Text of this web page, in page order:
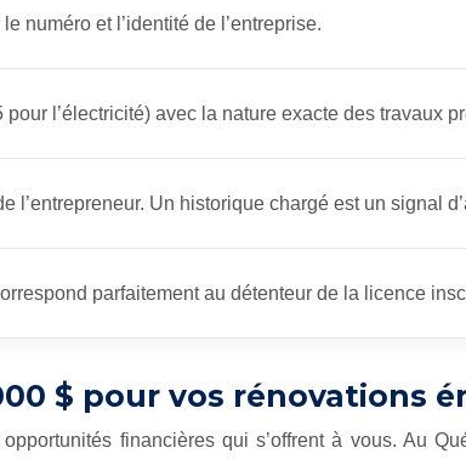
numéro et l’identité de l’entreprise.
l’électricité) avec la nature exacte des travaux
Un historique chargé est un signal
parfaitement au détenteur de la licence
$ pour vos rénovations
financières qui s’offrent à vous. Au